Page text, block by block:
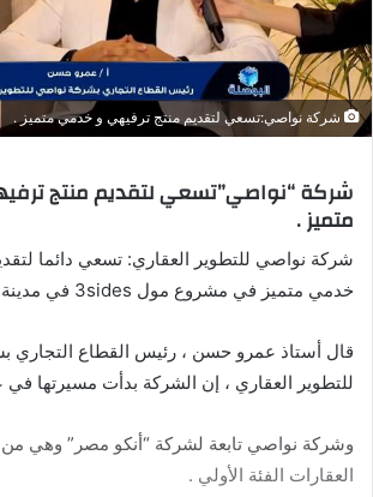
شركة نواصي:تسعي لتقديم منتج ترفيهي و خدمي متميز .
شركة “نواصي”تسعي لتقديم منتج
متميز .
شركة نواصي للتطوير العقاري: تسعي دائما
خدمي متميز في مشروع مول 3sides في مدينة الشروق .
قال أستاذ عمرو حسن ، رئيس القطاع التجاري
للتطوير العقاري ، إن الشركة بدأت مسيرتها في عام
وشركة نواصي تابعة لشركة “أنكو مصر” وهي
العقارات الفئة الأولي .